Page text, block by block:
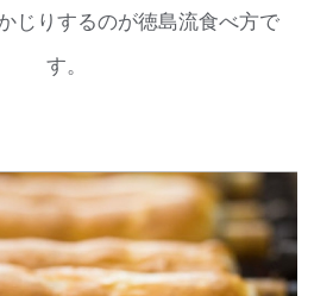
じりするのが徳島流食べ方で
す。